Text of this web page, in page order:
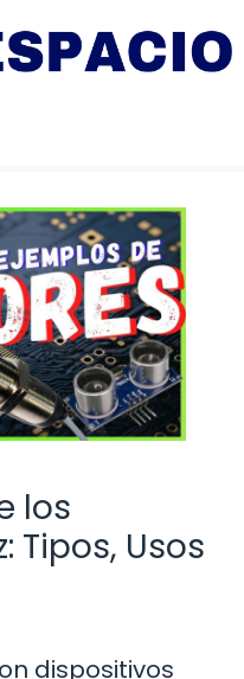
los
Tipos, Usos
dispositivos